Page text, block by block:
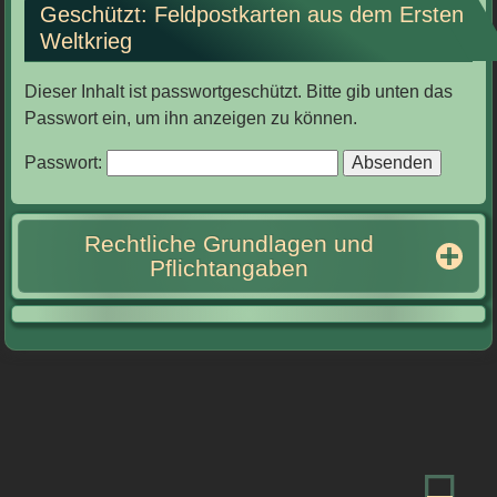
Geschützt: Feldpostkarten aus dem Ersten
Weltkrieg
Dieser Inhalt ist passwortgeschützt. Bitte gib unten das
Passwort ein, um ihn anzeigen zu können.
Passwort:
Rechtliche Grundlagen und
Pflichtangaben